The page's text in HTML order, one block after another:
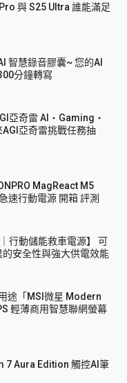
與 S25 Ultra 誰能滿足
智慧錄音膠囊~ 您的AI
分鐘轉寫
亞奇雷 AI・Gaming・
亞奇雷挑戰任務抽
MagReact M5
速行動電源 開箱 評測
行動儲能救車電源】 可
安全性與強大供電效能
途「MSI微星 Modern
輕薄商用智慧聯網螢幕
7 Aura Edition 觸控AI筆